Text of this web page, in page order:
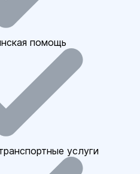
помощь
услуги